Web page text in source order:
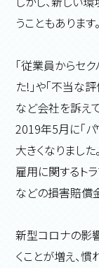
うこともあります。
「従業員からセ
た!」や「不当な
など会社を訴え
2019年5月に「
大きくなりました。
雇用に関するト
などの損害賠償
新型コロナの影
くことが増え、